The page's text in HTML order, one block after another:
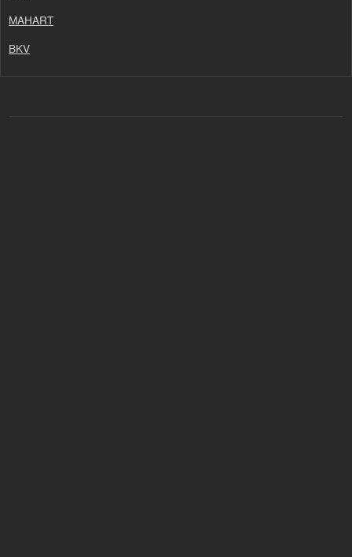
MAHART
BKV